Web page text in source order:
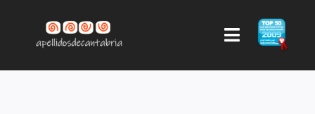
contenido
Toggle
Navigation